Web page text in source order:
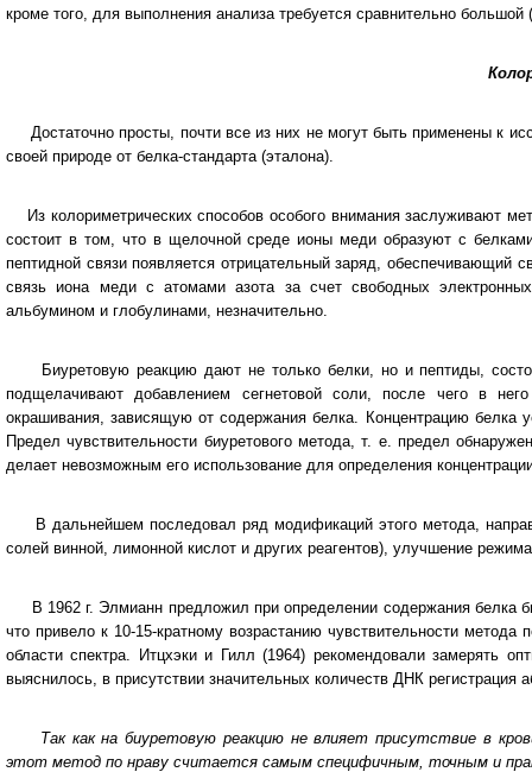
кроме того, для выполнения анализа требуется сравнительно
Достаточно просты, почти все из них не могут быть применены к
своей природе от белка-стандарта (эталона).
Из колориметрических способов особого внимания заслуживают
состоит в том, что в щелочной среде ионы меди образуют с
пептидной связи появляется отрицательный заряд,
связь иона меди с атомами азота за счет свободных
альбумином и глобулинами, незначительно.
Биуретовую реакцию дают не только белки, но и пептиды,
подщелачивают добавлением сегнетовой соли, после чего в
окрашивания, зависящую от содержания белка. Концентрацию белка
Предел чувствительности биуретового метода, т. е. предел
делает невозможным его использование для определения
В дальнейшем последовал ряд модификаций этого метода,
солей винной, лимонной кислот и других реагентов), улучшение
В 1962 г. Элмианн предложил при определении содержания белка
что привело к 10-15-кратному возрастанию чувствительности
области спектра. Итцхэки и Гилл (1964) рекомендовали замерять
выяснилось, в присутствии значительных количеств ДНК
Так как на биуретовую реакцию не влияет присутствие в
этот метод по нраву считается самым специфичным, точным и